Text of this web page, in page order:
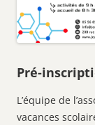
Pré-
L’équipe de
vacances